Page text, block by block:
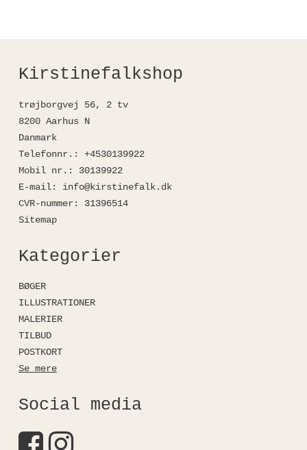
Kirstinefalkshop
trøjborgvej 56, 2 tv
8200 Aarhus N
Danmark
Telefonnr. :
+4530139922
Mobil nr. :
30139922
E-mail:
info@kirstinefalk.dk
CVR-nummer:
31396514
Sitemap
Kategorier
BØGER
ILLUSTRATIONER
MALERIER
TILBUD
POSTKORT
Se mere
Social media